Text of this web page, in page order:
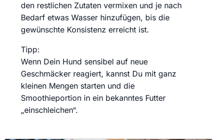
den restlichen Zutaten vermixen und je nach
Bedarf etwas Wasser hinzufügen, bis die
gewünschte Konsistenz erreicht ist.
Tipp:
Wenn Dein Hund sensibel auf neue
Geschmäcker reagiert, kannst Du mit ganz
kleinen Mengen starten und die
Smoothieportion in ein bekanntes Futter
„einschleichen“.